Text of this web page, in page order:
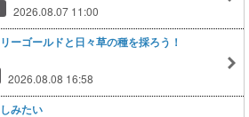
2026.08.07 11:00
ーゴールドと日々草の種を採ろう！
2026.08.08 16:58
みたい